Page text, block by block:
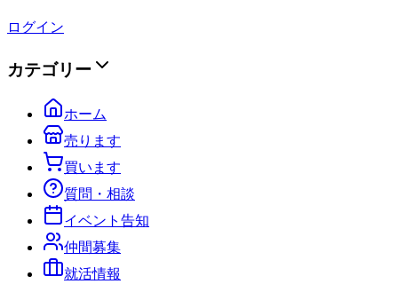
ログイン
カテゴリー
ホーム
売ります
買います
質問・相談
イベント告知
仲間募集
就活情報